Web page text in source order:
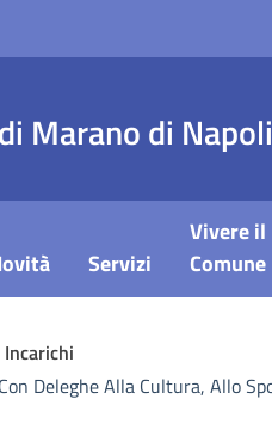
Marano di Napoli
Servizi
Vivere il
Comune
Incarichi
Deleghe Alla Cultura, Allo